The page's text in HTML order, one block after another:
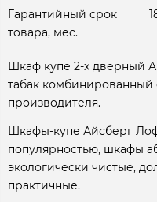
Гарантийный срок
товара, мес.
Шкаф купе 2-х дверный
табак
производителя.
Шкафы-купе Айсберг
популярностью, шкафы
экологически чистые,
практичные.